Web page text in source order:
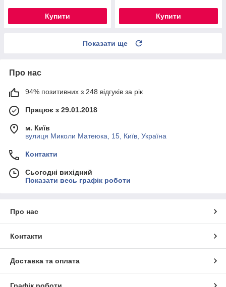
Купити Купити
Показати ще
Про нас
94% позитивних з 248 відгуків за рік
Працює з 29.01.2018
м. Київ
вулиця Миколи Матеюка, 15, Київ, Україна
Контакти
Сьогодні вихідний
Показати весь графік роботи
Про нас
Контакти
Доставка та оплата